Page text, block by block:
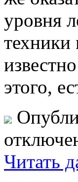
уровня
техники
этого,
Читать